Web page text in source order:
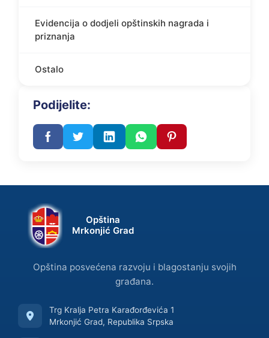
Evidencija o dodjeli opštinskih nagrada i
priznanja
Ostalo
Podijelite:
Opština
Mrkonjić Grad
Opština posvećena razvoju i blagostanju svojih
građana.
Trg Kralja Petra Karađorđevića 1
Mrkonjić Grad, Republika Srpska